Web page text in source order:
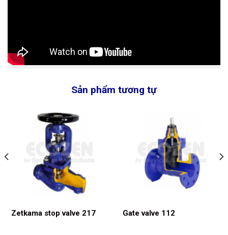
Sản phẩm tương tự
Zetkama stop valve 217 Gate valve 112